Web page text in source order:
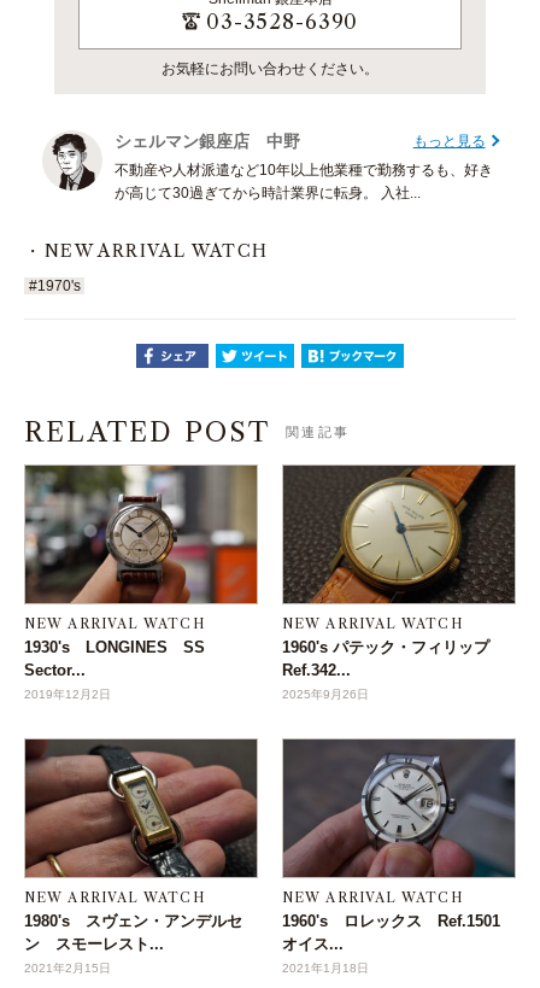
03-3528-6390
お気軽にお問い合わせください。
シェルマン銀座店 中野
もっと見る
不動産や人材派遣など10年以上他業種で勤務するも、好き
が高じて30過ぎてから時計業界に転身。 入社...
NEW ARRIVAL WATCH
#1970's
RELATED POST 関連記事
NEW ARRIVAL WATCH
1930's LONGINES SS
Sector...
2019年12月2日
NEW ARRIVAL WATCH
1960's パテック・フィリップ
Ref.342...
2025年9月26日
NEW ARRIVAL WATCH
1980's スヴェン・アンデルセ
ン スモーレスト...
2021年2月15日
NEW ARRIVAL WATCH
1960's ロレックス Ref.1501
オイス...
2021年1月18日